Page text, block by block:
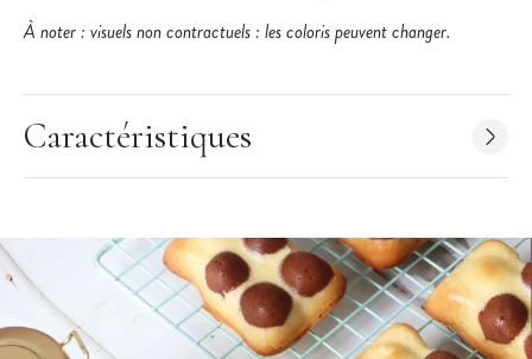
À noter : visuels non contractuels : les coloris peuvent changer.
Les + produit:
Fèves en Porcelaine
Sachet de 2 fèves
Caractéristiques des Fèves Pâtisserie:
Fèves Pâtisserie pour Galette des Rois
Modèle aléatoire
Caractéristiques